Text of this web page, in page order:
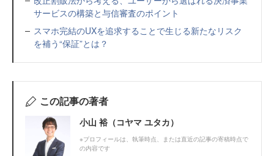
サービスの構築と与信審査のポイント
スマホ完結のUXを追求することで生じる新たなリスク
を補う“保証”とは？
この記事の著者
小山 裕（コヤマ ユタカ）
※プロフィールは、執筆時点、または直近の記事の寄稿時点で
の内容です